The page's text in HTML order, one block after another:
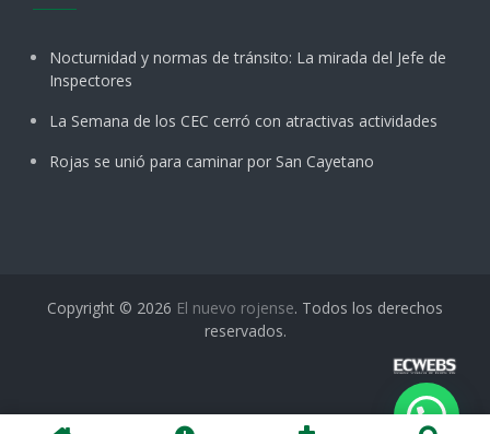
Nocturnidad y normas de tránsito: La mirada del Jefe de
Inspectores
La Semana de los CEC cerró con atractivas actividades
Rojas se unió para caminar por San Cayetano
Copyright © 2026 El nuevo rojense. Todos los derechos
reservados.